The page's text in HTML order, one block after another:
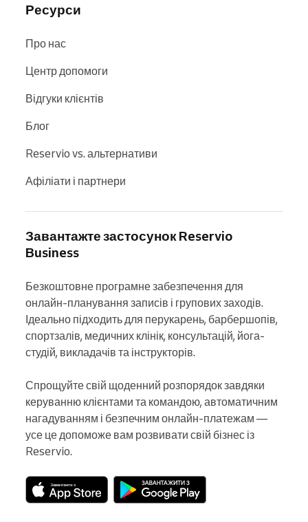
Ресурси
Про нас
Центр допомоги
Відгуки клієнтів
Блог
Reservio vs. альтернативи
Афіліати і партнери
Завантажте застосунок Reservio
Business
Безкоштовне програмне забезпечення для
онлайн-планування записів і групових заходів.
Ідеально підходить для перукарень, барбершопів,
спортзалів, медичних клінік, консультацій, йога-
студій, викладачів та інструкторів.
Спрощуйте свій щоденний розпорядок завдяки
керуванню клієнтами та командою, автоматичним
нагадуванням і безпечним онлайн-платежам —
усе це допоможе вам розвивати свій бізнес із
Reservio.